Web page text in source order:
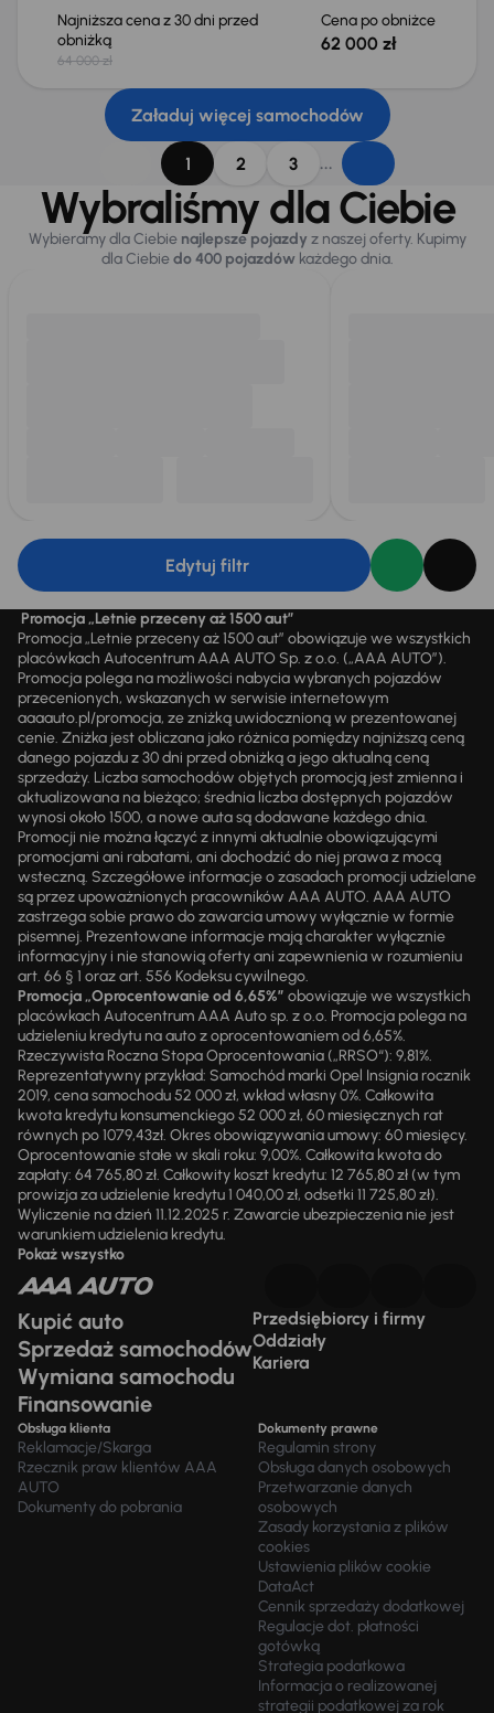
Najniższa cena z 30 dni przed
obniżką
64 000 zł
Cena po obniżce
62 000 zł
Załaduj więcej samochodów
1 2 3 ...
Wybraliśmy dla Ciebie
Wybieramy dla Ciebie najlepsze pojazdy z naszej oferty. Kupimy
dla Ciebiedo 400 pojazdówkażdego dnia.
Edytuj filtr
Promocja „Letnie przeceny aż 1500 aut”
Promocja „Letnie przeceny aż 1500 aut” obowiązuje we wszystkich
placówkach Autocentrum AAA AUTO Sp. z o.o. („AAA AUTO”).
Promocja polega na możliwości nabycia wybranych pojazdów
przecenionych, wskazanych w serwisie internetowym
aaaauto.pl/promocja, ze zniżką uwidocznioną w prezentowanej
cenie. Zniżka jest obliczana jako różnica pomiędzy najniższą ceną
danego pojazdu z 30 dni przed obniżką a jego aktualną ceną
sprzedaży. Liczba samochodów objętych promocją jest zmienna i
aktualizowana na bieżąco; średnia liczba dostępnych pojazdów
wynosi około 1500, a nowe auta są dodawane każdego dnia.
Promocji nie można łączyć z innymi aktualnie obowiązującymi
promocjami ani rabatami, ani dochodzić do niej prawa z mocą
wsteczną. Szczegółowe informacje o zasadach promocji udzielane
są przez upoważnionych pracowników AAA AUTO. AAA AUTO
zastrzega sobie prawo do zawarcia umowy wyłącznie w formie
pisemnej. Prezentowane informacje mają charakter wyłącznie
informacyjny i nie stanowią oferty ani zapewnienia w rozumieniu
art. 66 § 1 oraz art. 556 Kodeksu cywilnego.
Promocja „Oprocentowanie od 6,65%” obowiązuje we wszystkich
placówkach Autocentrum AAA Auto sp. z o.o. Promocja polega na
udzieleniu kredytu na auto z oprocentowaniem od 6,65%.
Rzeczywista Roczna Stopa Oprocentowania („RRSO“): 9,81%.
Reprezentatywny przykład: Samochód marki Opel Insignia rocznik
2019, cena samochodu 52 000 zł, wkład własny 0%. Całkowita
kwota kredytu konsumenckiego 52 000 zł, 60 miesięcznych rat
równych po 1079,43zł. Okres obowiązywania umowy: 60 miesięcy.
Oprocentowanie stałe w skali roku: 9,00%. Całkowita kwota do
zapłaty: 64 765,80 zł. Całkowity koszt kredytu: 12 765,80 zł (w tym
prowizja za udzielenie kredytu 1 040,00 zł, odsetki 11 725,80 zł).
Wyliczenie na dzień 11.12.2025 r. Zawarcie ubezpieczenia nie jest
warunkiem udzielenia kredytu.
Pokaż wszystko
Kupić auto
Sprzedaż samochodów
Wymiana samochodu
Finansowanie
Przedsiębiorcy i firmy
Oddziały
Kariera
Obsługa klienta
Reklamacje/Skarga
Rzecznik praw klientów AAA
AUTO
Dokumenty do pobrania
Dokumenty prawne
Regulamin strony
Obsługa danych osobowych
Przetwarzanie danych
osobowych
Zasady korzystania z plików
cookies
Ustawienia plików cookie
DataAct
Cennik sprzedaży dodatkowej
Regulacje dot. płatności
gotówką
Strategia podatkowa
Informacja o realizowanej
strategii podatkowej za rok